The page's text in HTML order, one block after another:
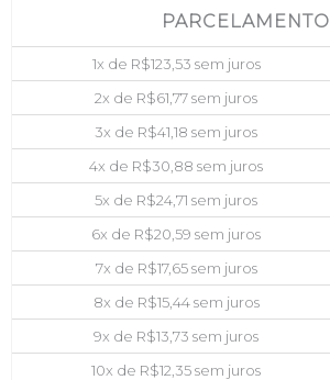
PARCELAMENTO
1x de R$123,53 sem juros
2x de R$61,77sem juros
3x de R$41,18 sem juros
4x de R$30,88 sem juros
5x de R$24,71 sem juros
6x de R$20,59 sem juros
7x de R$17,65sem juros
8x de R$15,44sem juros
9x de R$13,73 sem juros
10x de R$12,35sem juros